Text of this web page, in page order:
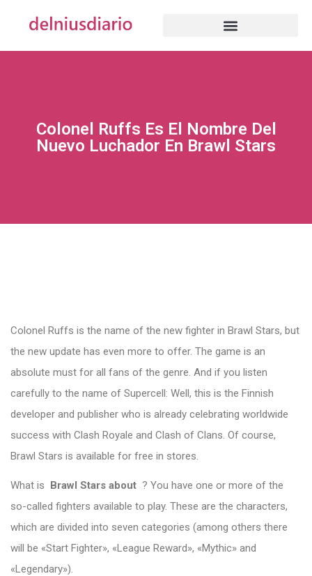
Colonel Ruffs Es El Nombre Del
Nuevo Luchador En Brawl Stars
Colonel Ruffs is the name of the new fighter in Brawl Stars, but
the new update has even more to offer. The game is an
absolute must for all fans of the genre. And if you listen
carefully to the name of Supercell: Well, this is the Finnish
developer and publisher who is already celebrating worldwide
success with Clash Royale and Clash of Clans. Of course,
Brawl Stars is available for free in stores.
What is Brawl Stars about ? You have one or more of the
so-called fighters available to play. These are the characters,
which are divided into seven categories (among others there
will be «Start Fighter», «League Reward», «Mythic» and
«Legendary»).